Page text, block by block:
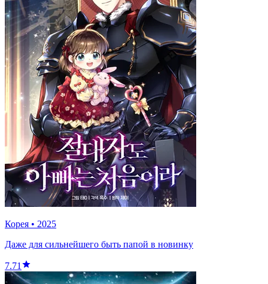
Корея • 2025
Даже для сильнейшего быть папой в новинку
7.71